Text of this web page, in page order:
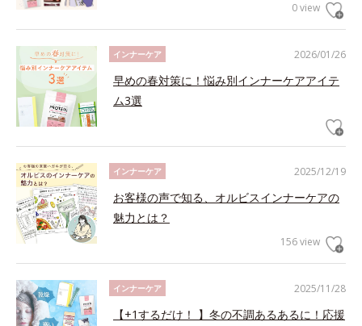
0 view
2026/01/26
インナーケア
早めの春対策に！悩み別インナーケアアイテ
ム3選
2025/12/19
インナーケア
お客様の声で知る、オルビスインナーケアの
魅力とは？
156 view
2025/11/28
インナーケア
【+1するだけ！ 】冬の不調あるあるに！応援